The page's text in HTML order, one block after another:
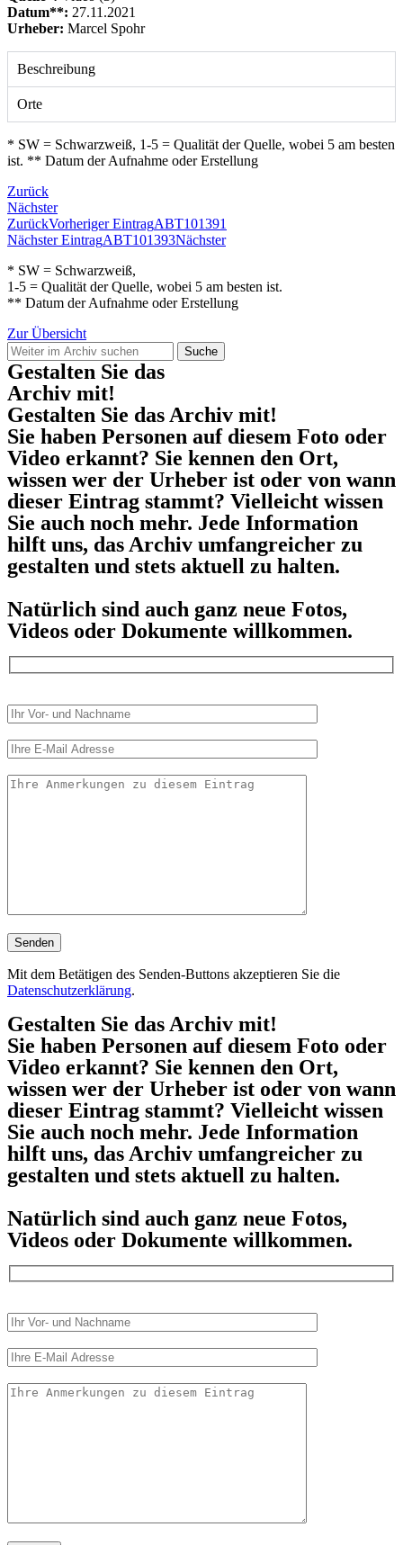
Datum**: 27.11.2021
Urheber: Marcel Spohr
Beschreibung
Orte
* SW = Schwarzweiß, 1-5 = Qualität der Quelle, wobei 5 am besten
ist. ** Datum der Aufnahme oder Erstellung
Zurück
Nächster
ZurückVorheriger EintragABT101391
Nächster EintragABT101393Nächster
* SW = Schwarzweiß,
1-5 = Qualität der Quelle, wobei 5 am besten ist.
** Datum der Aufnahme oder Erstellung
Zur Übersicht
Suche
Gestalten Sie das
Archiv mit!
Gestalten Sie das Archiv mit!
Sie haben Personen auf diesem Foto oder
Video erkannt? Sie kennen den Ort,
wissen wer der Urheber ist oder von wann
dieser Eintrag stammt? Vielleicht wissen
Sie auch noch mehr. Jede Information
hilft uns, das Archiv umfangreicher zu
gestalten und stets aktuell zu halten.
Natürlich sind auch ganz neue Fotos,
Videos oder Dokumente willkommen.
Mit dem Betätigen des Senden-Buttons akzeptieren Sie die
Datenschutzerklärung.
Gestalten Sie das Archiv mit!
Sie haben Personen auf diesem Foto oder
Video erkannt? Sie kennen den Ort,
wissen wer der Urheber ist oder von wann
dieser Eintrag stammt? Vielleicht wissen
Sie auch noch mehr. Jede Information
hilft uns, das Archiv umfangreicher zu
gestalten und stets aktuell zu halten.
Natürlich sind auch ganz neue Fotos,
Videos oder Dokumente willkommen.